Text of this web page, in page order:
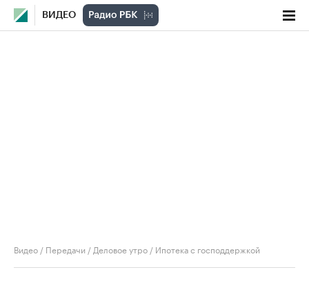
ВИДЕО
Видео / Передачи / Деловое утро / Ипотека с господдержкой